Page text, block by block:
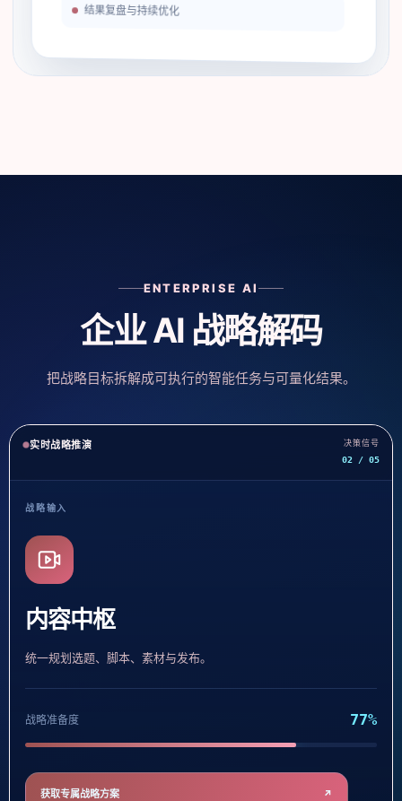
结果复盘与持续优化
ENTERPRISE AI
企业 AI 战略解码
把战略目标拆解成可执行的智能任务与可量化结果。
实时战略推演
决策信号
03 / 05
战略输入
获客引擎
自动发现高意向客户并持续触达。
战略准备度 82%
获取专属战略方案 ↗